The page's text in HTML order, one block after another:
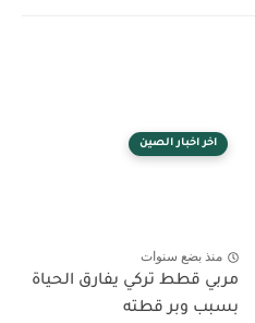
اخر اخبار الصين
منذ بضع سنوات
مربي قطط تركي يفارق الحياة
بسبب وبر قطته